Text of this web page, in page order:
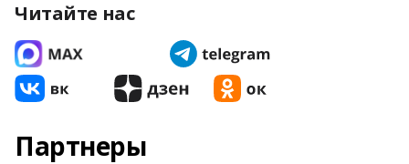
Читайте нас
Партнеры